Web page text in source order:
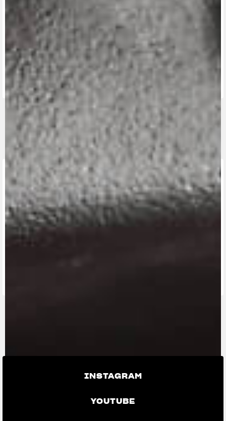
View now →
ENCUENTRA
INSTAGRAM
YOUTUBE